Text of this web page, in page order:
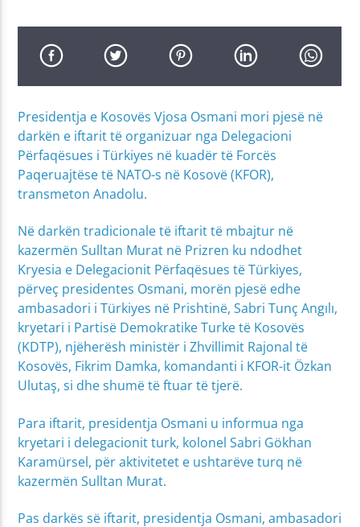
Presidentja e Kosovës Vjosa Osmani mori pjesë në
darkën e iftarit të organizuar nga Delegacioni
Përfaqësues i Türkiyes në kuadër të Forcës
Paqeruajtëse të NATO-s në Kosovë (KFOR),
transmeton Anadolu.
Në darkën tradicionale të iftarit të mbajtur në
kazermën Sulltan Murat në Prizren ku ndodhet
Kryesia e Delegacionit Përfaqësues të Türkiyes,
përveç presidentes Osmani, morën pjesë edhe
ambasadori i Türkiyes në Prishtinë, Sabri Tunç Angılı,
kryetari i Partisë Demokratike Turke të Kosovës
(KDTP), njëherësh ministër i Zhvillimit Rajonal të
Kosovës, Fikrim Damka, komandanti i KFOR-it Özkan
Ulutaş, si dhe shumë të ftuar të tjerë.
Para iftarit, presidentja Osmani u informua nga
kryetari i delegacionit turk, kolonel Sabri Gökhan
Karamürsel, për aktivitetet e ushtarëve turq në
kazermën Sulltan Murat.
Pas darkës së iftarit, presidentja Osmani, ambasadori